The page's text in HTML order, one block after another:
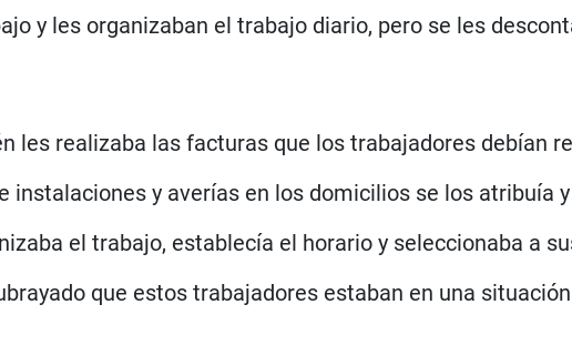
y les organizaban el trabajo diario, pero se les
les realizaba las facturas que los trabajadores debían
y averías en los domicilios se los atribuía
el trabajo, establecía el horario y seleccionaba a
que estos trabajadores estaban en una